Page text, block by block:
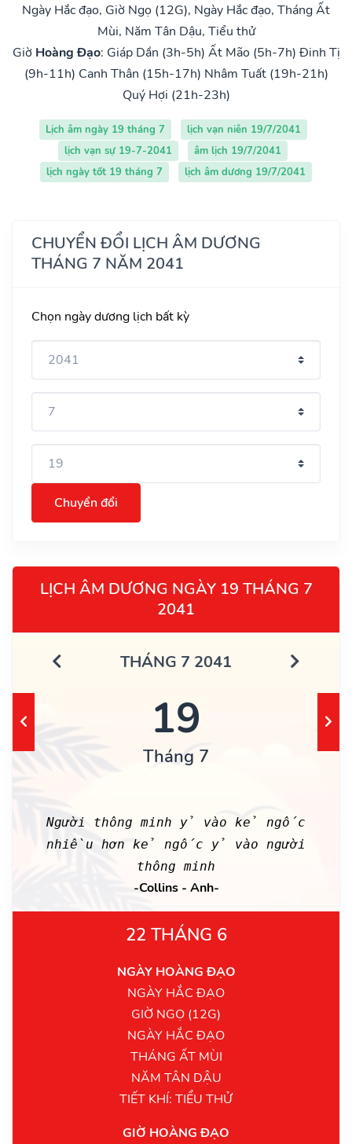
Ngày Hắc đạo, Giờ Ngọ (12G), Ngày Hắc đạo, Tháng Ất
Mùi, Năm Tân Dậu, Tiểu thử
Giờ Hoàng Đạo: Giáp Dần (3h-5h) Ất Mão (5h-7h) Đinh Tị
(9h-11h) Canh Thân (15h-17h) Nhâm Tuất (19h-21h)
Quý Hợi (21h-23h)
Lịch âm ngày 19 tháng 7
lịch vạn niên 19/7/2041
lịch vạn sự 19-7-2041
âm lịch 19/7/2041
lịch ngày tốt 19 tháng 7
lịch âm dương 19/7/2041
CHUYỂN ĐỔI LỊCH ÂM DƯƠNG
THÁNG 7 NĂM 2041
Chọn ngày dương lịch bất kỳ
Chuyển đổi
LỊCH ÂM DƯƠNG NGÀY 19 THÁNG 7
2041
THÁNG 7 2041
19
Tháng 7
Người thông minh ỷ vào kẻ ngốc
nhiều hơn kẻ ngốc ỷ vào người
thông minh
-Collins - Anh-
22 THÁNG 6
NGÀY HOÀNG ĐẠO
NGÀY HẮC ĐẠO
GIỜ NGỌ (12G)
NGÀY HẮC ĐẠO
THÁNG ẤT MÙI
NĂM TÂN DẬU
TIẾT KHÍ: TIỂU THỬ
GIỜ HOÀNG ĐẠO